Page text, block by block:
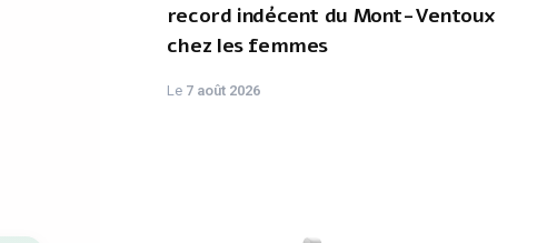
record indécent du Mont-Ventoux
chez les femmes
Le 7 août 2026